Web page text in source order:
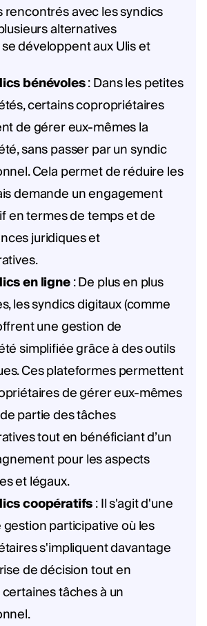
rencontrés avec les syndics
alternatives
développent aux Ulis et
bénévoles: Dans les petites
certains copropriétaires
de gérer eux-mêmes la
sans passer par un syndic
Cela permet de réduire les
demande un engagement
en termes de temps et de
juridiques et
en ligne: De plus en plus
les syndics digitaux (comme
une gestion de
simplifiée grâce à des outils
Ces plateformes permettent
de gérer eux-mêmes
partie des tâches
tout en bénéficiant d’un
pour les aspects
et légaux.
coopératifs: Il s'agit d'une
participative où les
s'impliquent davantage
de décision tout en
tâches à un